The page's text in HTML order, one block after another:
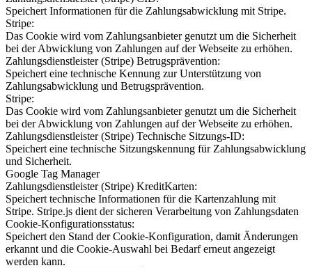
Speichert Informationen für die Zahlungsabwicklung mit Stripe.
Stripe:
Das Cookie wird vom Zahlungsanbieter genutzt um die Sicherheit
bei der Abwicklung von Zahlungen auf der Webseite zu erhöhen.
Zahlungsdienstleister (Stripe) Betrugsprävention:
Speichert eine technische Kennung zur Unterstützung von
Zahlungsabwicklung und Betrugsprävention.
Stripe:
Das Cookie wird vom Zahlungsanbieter genutzt um die Sicherheit
bei der Abwicklung von Zahlungen auf der Webseite zu erhöhen.
Zahlungsdienstleister (Stripe) Technische Sitzungs-ID:
Speichert eine technische Sitzungskennung für Zahlungsabwicklung
und Sicherheit.
Google Tag Manager
Zahlungsdienstleister (Stripe) KreditKarten:
Speichert technische Informationen für die Kartenzahlung mit
Stripe. Stripe.js dient der sicheren Verarbeitung von Zahlungsdaten
Cookie-Konfigurationsstatus:
Speichert den Stand der Cookie-Konfiguration, damit Änderungen
erkannt und die Cookie-Auswahl bei Bedarf erneut angezeigt
werden kann.